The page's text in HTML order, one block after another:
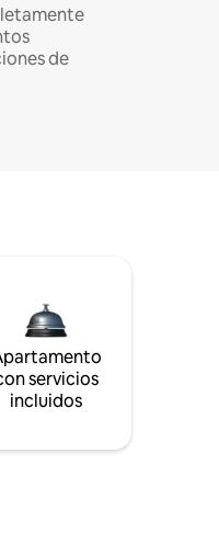
de
servicios
incluidos